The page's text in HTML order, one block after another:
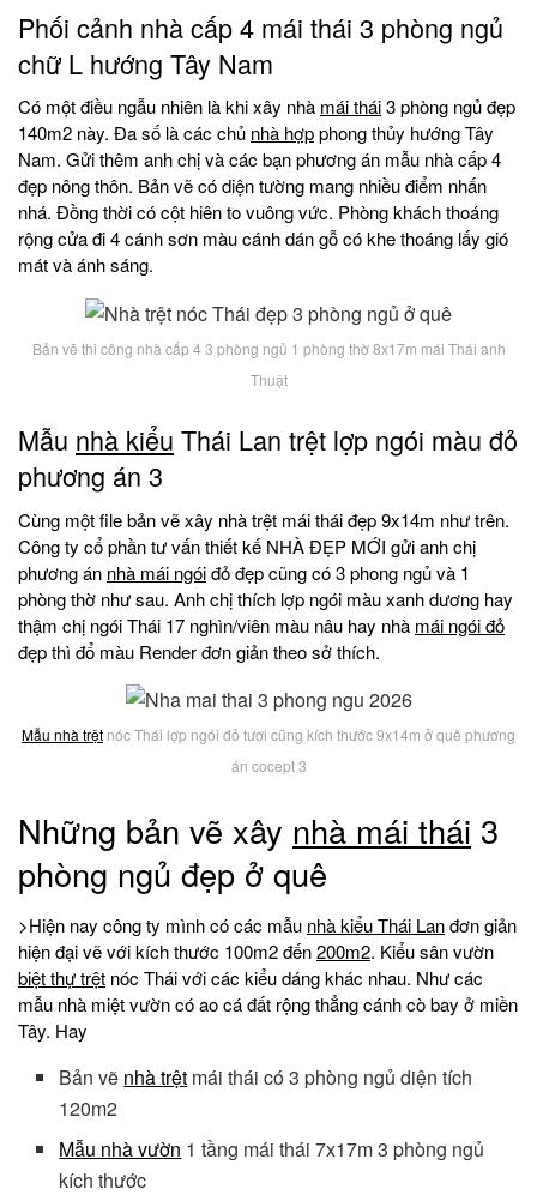
Phối cảnh nhà cấp 4 mái thái 3 phòng ngủ
chữ L hướng Tây Nam
Có một điều ngẫu nhiên là khi xây nhà mái thái3 phòng ngủ đẹp
140m2 này. Đa số là các chủ nhà hợpphong thủy hướng Tây
Nam. Gửi thêm anh chị và các bạn phương án mẫu nhà cấp 4
đẹp nông thôn. Bản vẽ có diện tường mang nhiều điểm nhấn
nhá. Đồng thời có cột hiên to vuông vức. Phòng khách thoáng
rộng cửa đi 4 cánh sơn màu cánh dán gỗ có khe thoáng lấy gió
mát và ánh sáng.
Bản vẽ thi công nhà cấp 4 3 phòng ngủ 1 phòng thờ 8x17m mái Thái anh
Thuật
Mẫu nhà kiểu Thái Lan trệt lợp ngói màu đỏ
phương án 3
Cùng một file bản vẽ xây nhà trệt mái thái đẹp 9x14m như trên.
Công ty cổ phần tư vấn thiết kế NHÀ ĐẸP MỚI gửi anh chị
phương án nhà mái ngóiđỏ đẹp cũng có 3 phong ngủ và 1
phòng thờ như sau. Anh chị thích lợp ngói màu xanh dương hay
thậm chị ngói Thái 17 nghìn/viên màu nâu hay nhà mái ngói đỏ
đẹp thì đổ màu Render đơn giản theo sở thích.
Mẫu nhà trệt nóc Thái lợp ngói đỏ tươi cũng kích thước 9x14m ở quê phương
án cocept 3
Những bản vẽ xây nhà mái thái 3
phòng ngủ đẹp ở quê
>Hiện nay công ty mình có các mẫu nhà kiểu Thái Lanđơn giản
hiện đại vẽ với kích thước 100m2 đến200m2. Kiểu sân vườn
biệt thự trệt nóc Thái với các kiểu dáng khác nhau. Như các
mẫu nhà miệt vườn có ao cá đất rộng thẳng cánh cò bay ở miền
Tây. Hay
Bản vẽ nhà trệt mái thái có 3 phòng ngủ diện tích
120m2
Mẫu nhà vườn 1 tầng mái thái 7x17m 3 phòng ngủ
kích thước